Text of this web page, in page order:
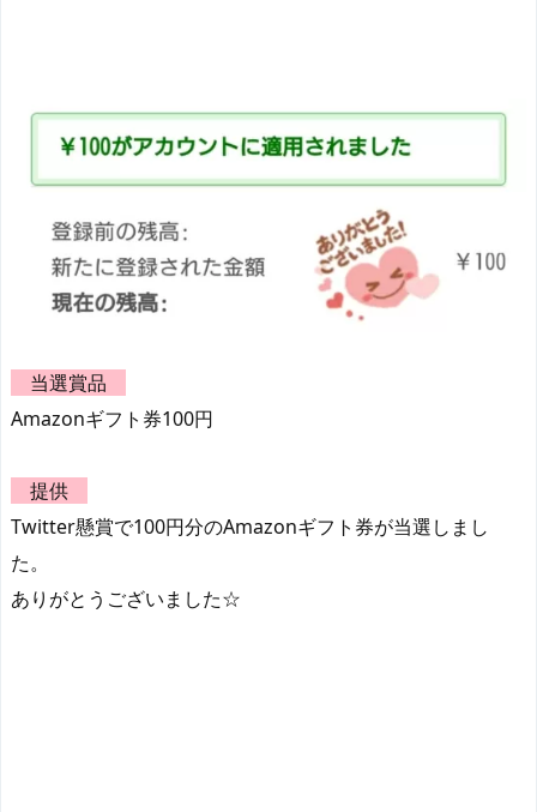
当選賞品
Amazonギフト券100円
提供
Twitter懸賞で100円分のAmazonギフト券が当選しまし
た。
ありがとうございました☆